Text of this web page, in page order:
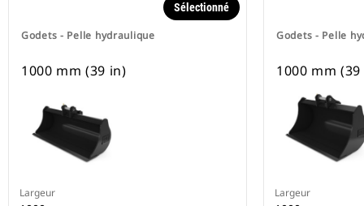
Godets - Pelle hydraulique
Sélectionné
1000 mm (39 in)
Largeur
Godets - Pelle
1000 mm
Largeur